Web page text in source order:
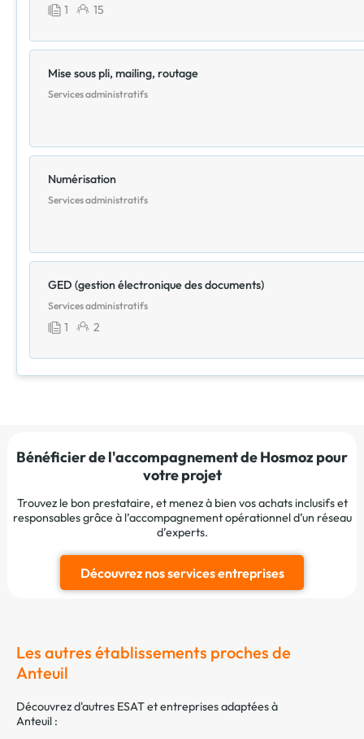
1 15
Mise sous pli, mailing, routage
Services administratifs
Numérisation
Services administratifs
GED (gestion électronique des documents)
Services administratifs
1 2
Bénéficier de l'accompagnement de Hosmoz pour
votre projet
Trouvez le bon prestataire, et menez à bien vos achats inclusifs et
responsables grâce à l’accompagnement opérationnel d’un réseau
d’experts.
Découvrez nos services entreprises
Les autres établissements proches de
Anteuil
Découvrez d'autres ESAT et entreprises adaptées à
Anteuil :